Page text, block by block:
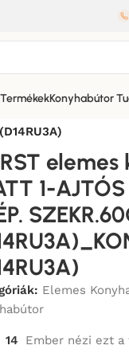
Konyhabútor
1-
Elemes
14 Ember nézi ezt